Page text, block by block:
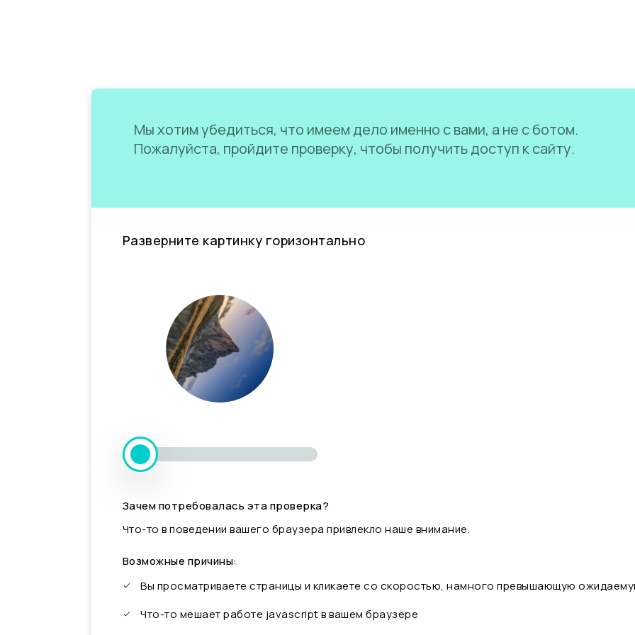
Мы хотим убедиться, что имеем дело именно с вами, а не с ботом.
Пожалуйста, пройдите проверку, чтобы получить доступ к сайту.
Разверните картинку горизонтально
Зачем потребовалась эта проверка?
Что-то в поведении вашего браузера привлекло наше внимание.
Возможные причины:
Вы просматриваете страницы и кликаете со скоростью, намного превышающую
Что-то мешает работе javascript в вашем браузере